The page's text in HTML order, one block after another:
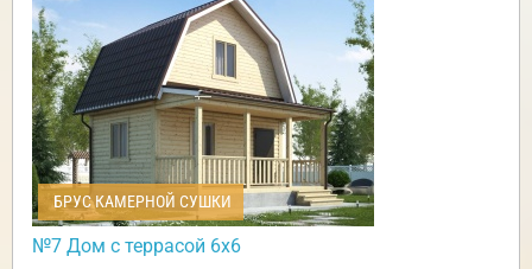
БРУС КАМЕРНОЙ СУШКИ
№7 Дом с террасой 6х6